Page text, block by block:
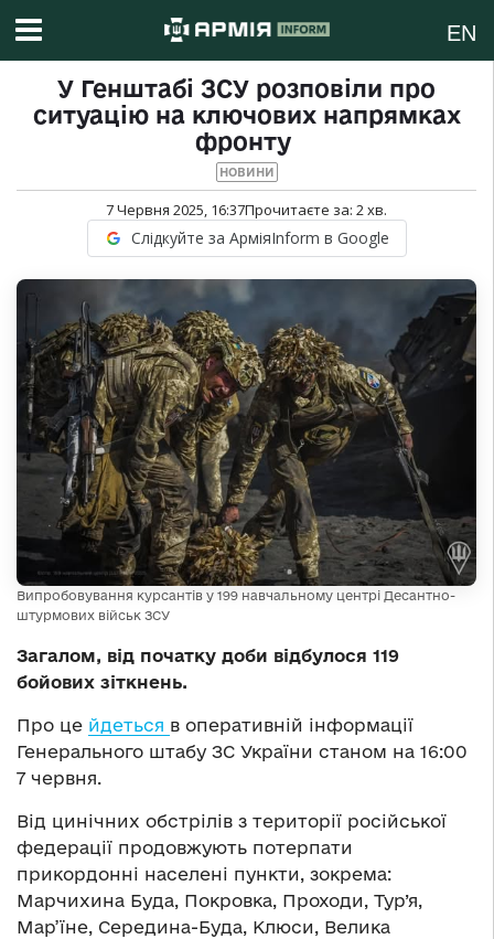
EN
У Генштабі ЗСУ розповіли про
ситуацію на ключових напрямках
фронту
НОВИНИ
7 Червня 2025, 16:37Прочитаєте за: 2хв.
Слідкуйте за АрміяInform в Google
Випробовування курсантів у 199 навчальному центрі Десантно-
штурмових військ ЗСУ
Загалом, від початку доби відбулося 119
бойових зіткнень.
Про це йдеться в оперативній інформації
Генерального штабу ЗС України станом на 16:00
7 червня.
Від цинічних обстрілів з території російської
федерації продовжують потерпати
прикордонні населені пункти, зокрема:
Марчихина Буда, Покровка, Проходи, Тур’я,
Мар’їне, Середина-Буда, Клюси, Велика